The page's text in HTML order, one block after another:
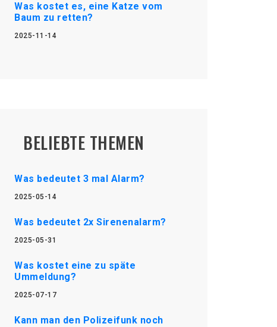
Was kostet es, eine Katze vom
Baum zu retten?
2025-11-14
BELIEBTE THEMEN
Was bedeutet 3 mal Alarm?
2025-05-14
Was bedeutet 2x Sirenenalarm?
2025-05-31
Was kostet eine zu späte
Ummeldung?
2025-07-17
Kann man den Polizeifunk noch